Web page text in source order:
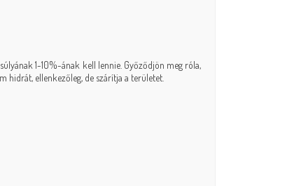
1-10%-ának kell lennie. Győződjön meg róla,
hidrát, ellenkezőleg, de szárítja a területet.